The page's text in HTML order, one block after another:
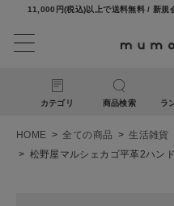
11,000円(税込)以上で送料無料 / 新規
カテゴリ 商品検索 ラ
HOME 全ての商品 生活雑貨
松野屋マルシェカゴ平革2ハン